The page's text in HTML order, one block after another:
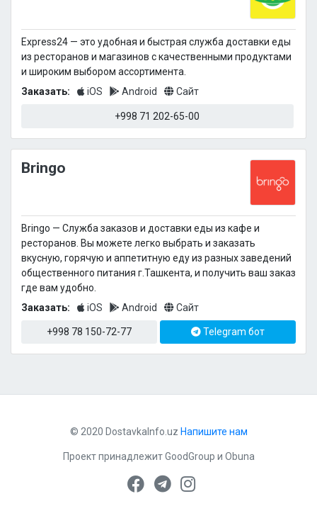
Express24 — это удобная и быстрая служба доставки еды
из ресторанов и магазинов с качественными продуктами
и широким выбором ассортимента.
Заказать:
iOS Android Сайт
+998 71 202-65-00
Bringo
Bringo — Cлужба заказов и доставки еды из кафе и
ресторанов. Вы можете легко выбрать и заказать
вкусную, горячую и аппетитную еду из разных заведений
общественного питания г.Ташкента, и получить ваш заказ
где вам удобно.
Заказать:
iOS Android Сайт
+998 78 150-72-77 Telegram бот
© 2020 DostavkaInfo.uz Напишите нам
Проект принадлежитGoodGroup и Obuna